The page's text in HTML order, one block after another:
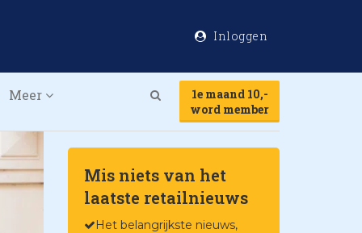
Inloggen
Meer
1e maand 10,-
word member
Mis niets van het
laatste retailnieuws
Het belangrijkste nieuws,